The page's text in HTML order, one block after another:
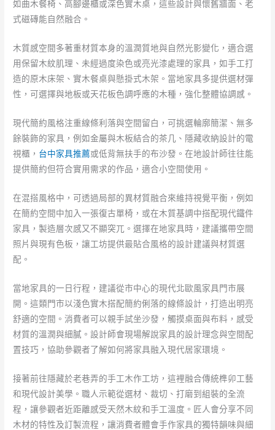
如曲木餐椅、高腳邊櫃或深色實木桌，這些設計與懷舊牆面、老
式磁磚能自然融合。
木質感空間多著重材質本身的溫潤質地與自然光影變化，適合選
用保留木紋肌理、未經過度染色或亮光漆處理的家具，如手工打
造的原木床架、實木餐桌與懸掛式木架。當地家具多提供選材彈
性，可選擇與地板或天花板色調呼應的木種，強化整體協調感。
現代簡約風格注重線條利落與空間留白，可挑選輪廓簡潔、無多
餘裝飾的家具，例如金屬與木板結合的茶几、隱藏收納設計的電
視櫃， 台中家具推薦或低背無扶手的布沙發。在地設計師往往能
提供簡約但符合實用需求的作品，適合小空間使用。
在混搭風格中，可透過局部的異材質融合來維持視覺平衡，例如
在簡約空間中加入一張復古單椅，或在木質基調中搭配現代鐵件
家具，製造層次感又不顯突兀。選擇在地家具時，建議攜帶空間
照片與現有色板，讓工坊提供最貼合風格的設計建議與材質選
配。
當地家具的一日行程，建議從市中心的現代北歐風家具門市展
開。這類門市以淺色實木搭配簡約俐落的線條設計，打造出明亮
舒適的空間。消費者可以親手試坐沙發，觸摸桌面與布料，感受
材質的溫潤與細膩。設計師會現場解說家具的設計理念與空間配
置技巧，協助參觀者了解如何將家具融入現代居家環境。
接著前往隱藏於老巷弄的手工木作工坊，這裡融合傳統榫卯工藝
和現代設計美學。職人示範從選材、裁切、打磨到組裝的全流
程，讓參觀者近距離感受天然木紋和手工溫度。匠人會分享不同
木材的特性及訂製流程，讓消費者體會手作家具的獨特韻味與細